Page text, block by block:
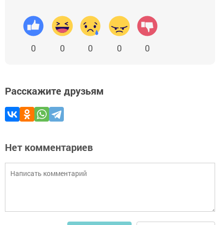
0 0 0 0 0
Расскажите друзьям
Нет комментариев